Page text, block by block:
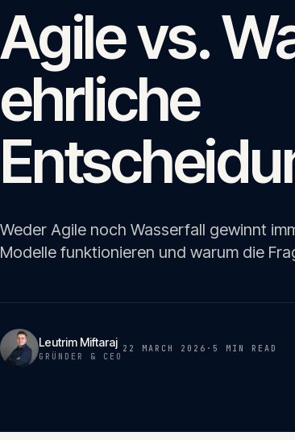
Agile vs.
ehrliche
Weder Agile noch Wasserfall gewinnt
Modelle funktionieren und warum die
Leutrim Miftaraj
GRÜNDER & CEO
22 MARCH 2026 · 5 MIN READ